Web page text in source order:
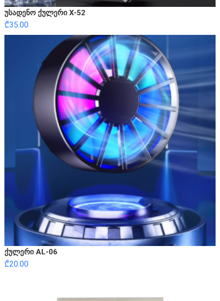
უსადენო ქულერი X-52
₾35.00
ქულერი AL-06
₾20.00